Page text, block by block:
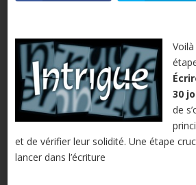
30
de
et de vérifier leur solidité. Une étape
lancer dans l’écriture